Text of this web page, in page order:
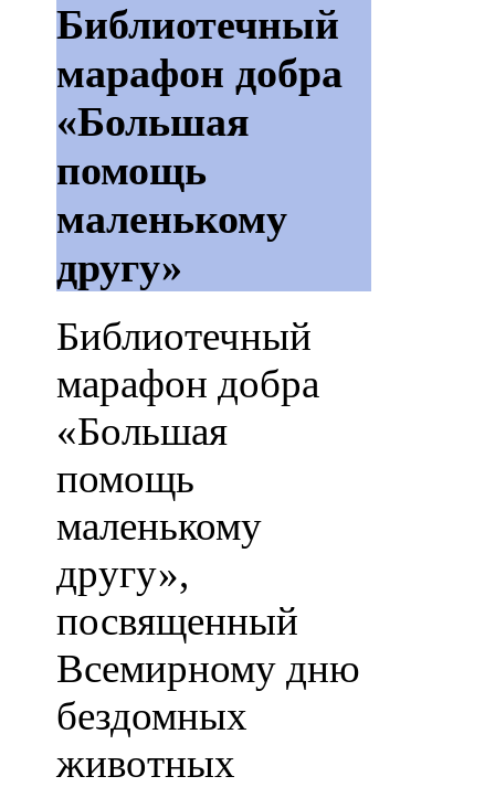
Библиотечный
марафон добра
«Большая
помощь
маленькому
другу»
Библиотечный
марафон добра
«Большая
помощь
маленькому
другу»,
посвященный
Всемирному дню
бездомных
животных